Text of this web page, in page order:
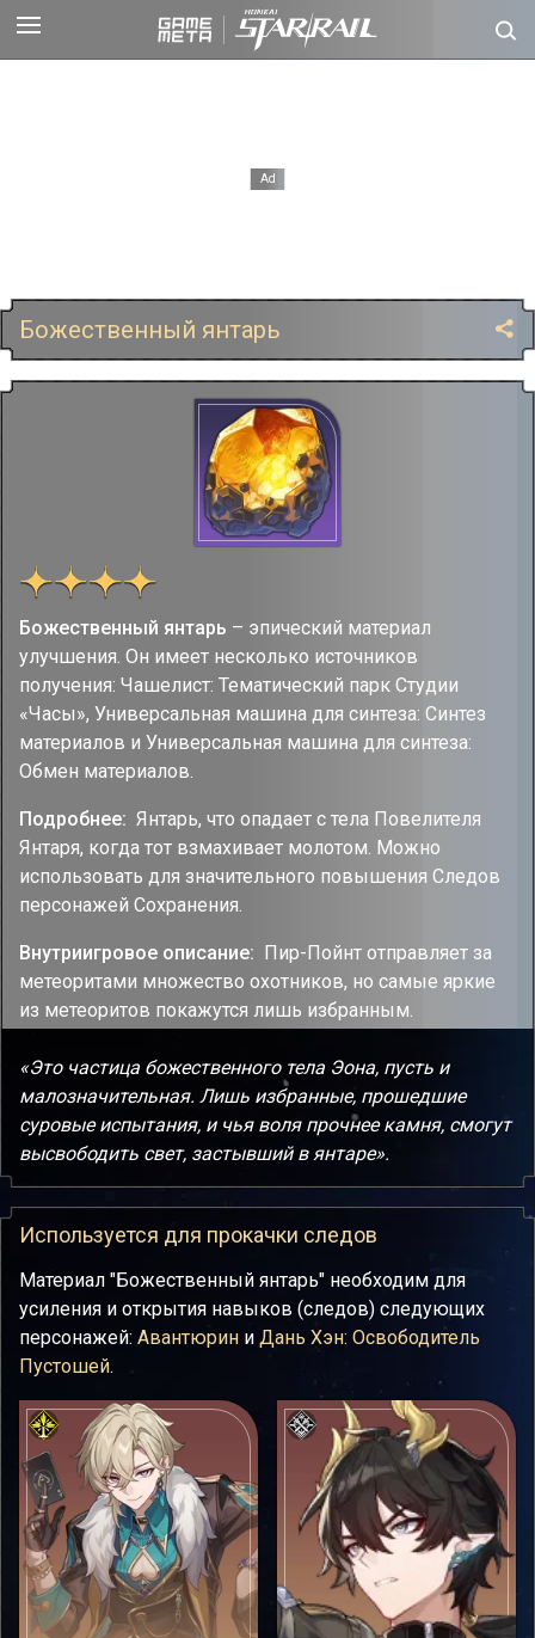
Божественный янтарь
Божественный янтарь – эпический материал
улучшения. Он имеет несколько источников
получения: Чашелист: Тематический парк Студии
«Часы», Универсальная машина для синтеза: Синтез
материалов и Универсальная машина для синтеза:
Обмен материалов.
Подробнее: Янтарь, что опадает с тела Повелителя
Янтаря, когда тот взмахивает молотом. Можно
использовать для значительного повышения Следов
персонажей Сохранения.
Внутриигровое описание: Пир-Пойнт отправляет за
метеоритами множество охотников, но самые яркие
из метеоритов покажутся лишь избранным.
«Это частица божественного тела Эона, пусть и
малозначительная. Лишь избранные, прошедшие
суровые испытания, и чья воля прочнее камня, смогут
высвободить свет, застывший в янтаре».
Используется для прокачки следов
Материал "Божественный янтарь" необходим для
усиления и открытия навыков (следов) следующих
персонажей: Авантюрин и Дань Хэн: Освободитель
Пустошей.